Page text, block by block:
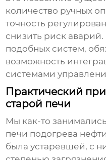
количество ручных
точность
снизить риск
подобных систем,
возможность
системами
Практический
старой печи
Мы как-то
печи подогрева нефти
была устаревшей, с